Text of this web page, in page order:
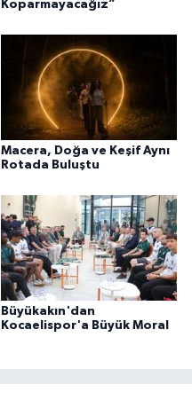
Koparmayacağız”
Macera, Doğa ve Keşif Aynı
Rotada Buluştu
Büyükakın'dan
Kocaelispor'a Büyük Moral